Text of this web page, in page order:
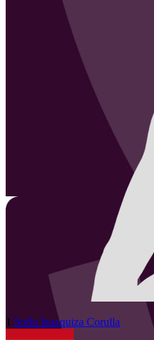
1 Sofía Izuzquiza Corulla